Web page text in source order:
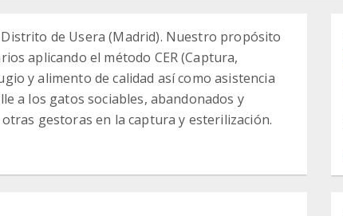
de Usera (Madrid). Nuestro propósito
aplicando el método CER (Captura,
y alimento de calidad así como asistencia
a los gatos sociables, abandonados y
gestoras en la captura y esterilización.